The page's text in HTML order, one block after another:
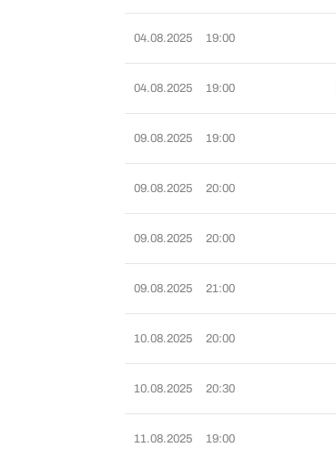
04.08.2025 19:00
04.08.2025 19:00
09.08.2025 19:00
09.08.2025 20:00
09.08.2025 20:00
09.08.2025 21:00
10.08.2025 20:00
10.08.2025 20:30
11.08.2025 19:00